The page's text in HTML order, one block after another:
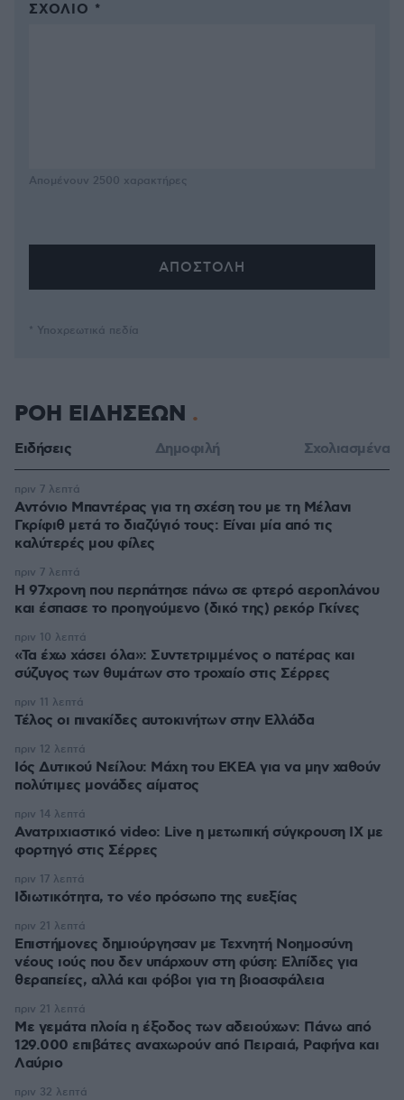
ΣΧΌΛΙΟ *
Απομένουν 2500 χαρακτήρες
* Υποχρεωτικά πεδία
ΡΟΗ ΕΙΔΗΣΕΩΝ
Ειδήσεις Δημοφιλή Σχολιασμένα
Αντόνιο Μπαντέρας για τη σχέση του με τη Μέλανι
Γκρίφιθ μετά το διαζύγιό τους: Είναι μία από τις
καλύτερές μου φίλες
πριν 7 λεπτά
Η 97χρονη που περπάτησε πάνω σε φτερό αεροπλάνου
και έσπασε το προηγούμενο (δικό της) ρεκόρ Γκίνες
πριν 7 λεπτά
«Τα έχω χάσει όλα»: Συντετριμμένος ο πατέρας και
σύζυγος των θυμάτων στο τροχαίο στις Σέρρες
πριν 10 λεπτά
Τέλος οι πινακίδες αυτοκινήτων στην Ελλάδα
πριν 11 λεπτά
Ιός Δυτικού Νείλου: Μάχη του ΕΚΕΑ για να μην χαθούν
πολύτιμες μονάδες αίματος
πριν 12 λεπτά
Ανατριχιαστικό video: Live η μετωπική σύγκρουση ΙΧ με
φορτηγό στις Σέρρες
πριν 14 λεπτά
Ιδιωτικότητα, το νέο πρόσωπο της ευεξίας
πριν 17 λεπτά
Επιστήμονες δημιούργησαν με Τεχνητή Νοημοσύνη
νέους ιούς που δεν υπάρχουν στη φύση: Ελπίδες για
θεραπείες, αλλά και φόβοι για τη βιοασφάλεια
πριν 21 λεπτά
Με γεμάτα πλοία η έξοδος των αδειούχων: Πάνω από
129.000 επιβάτες αναχωρούν από Πειραιά, Ραφήνα και
Λαύριο
πριν 21 λεπτά
πριν 32 λεπτά